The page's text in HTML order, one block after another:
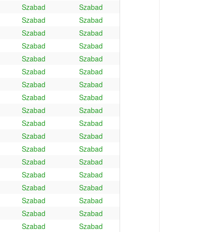
Szabad
Szabad
Szabad
Szabad
Szabad
Szabad
Szabad
Szabad
Szabad
Szabad
Szabad
Szabad
Szabad
Szabad
Szabad
Szabad
Szabad
Szabad
Szabad
Szabad
Szabad
Szabad
Szabad
Szabad
Szabad
Szabad
Szabad
Szabad
Szabad
Szabad
Szabad
Szabad
Szabad
Szabad
Szabad Szabad